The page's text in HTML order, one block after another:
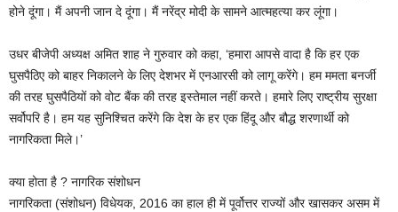
होने दूंगा। मैं अपनी जान दे दूंगा। मैं नरेंद्र मोदी के सामने आत्महत्या कर लूंगा।
उधर बीजेपी अध्यक्ष अमित शाह ने गुरुवार को कहा, ‘हमारा आपसे वादा है कि हर एक
घुसपैठिए को बाहर निकालने के लिए देशभर में एनआरसी को लागू करेंगे। हम ममता बनर्जी
की तरह घुसपैठियों को वोट बैंक की तरह इस्तेमाल नहीं करते। हमारे लिए राष्ट्रीय सुरक्षा
सर्वोपरि है। हम यह सुनिश्चित करेंगे कि देश के हर एक हिंदू और बौद्ध शरणार्थी को
नागरिकता मिले।’
क्या होता है ? नागरिक संशोधन
नागरिकता (संशोधन) विधेयक, 2016 का हाल ही में पूर्वोत्तर राज्यों और खासकर असम में